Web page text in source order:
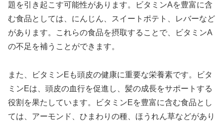
題を引き起こす可能性があります。ビタミンAを豊富に含
む食品としては、にんじん、スイートポテト、レバーなど
があります。これらの食品を摂取することで、ビタミンA
の不足を補うことができます。
また、ビタミンEも頭皮の健康に重要な栄養素です。ビタ
ミンEは、頭皮の血行を促進し、髪の成長をサポートする
役割を果たしています。ビタミンEを豊富に含む食品とし
ては、アーモンド、ひまわりの種、ほうれん草などがあり